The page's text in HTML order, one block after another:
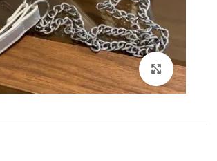
Click to enlarge